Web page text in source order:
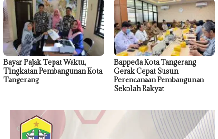
Bayar Pajak Tepat Waktu,
Tingkatan Pembangunan Kota
Tangerang
Bappeda Kota Tangerang
Gerak Cepat Susun
Perencanaan Pembangunan
Sekolah Rakyat